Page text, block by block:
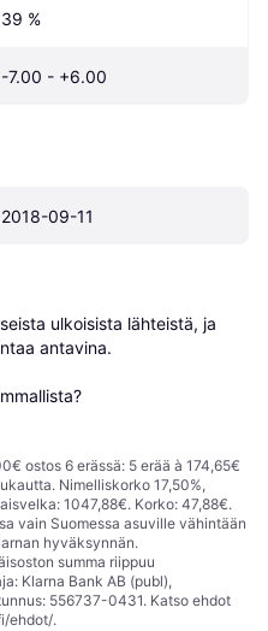
39 %
-7.00 - +6.00
2018-09-11
ulkoisista lähteistä, ja
antavina.
ostos 6 erässä: 5 erää à 174,65€
Nimelliskorko 17,50%,
1047,88€. Korko: 47,88€.
vain Suomessa asuville vähintään
hyväksynnän.
summa riippuu
Klarna Bank AB (publ),
556737-0431. Katso ehdot
ehdot/.